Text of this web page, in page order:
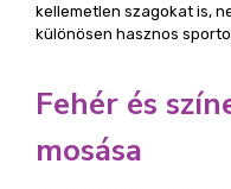
kellemetlen szagokat is,
különösen hasznos
Fehér és
mosása